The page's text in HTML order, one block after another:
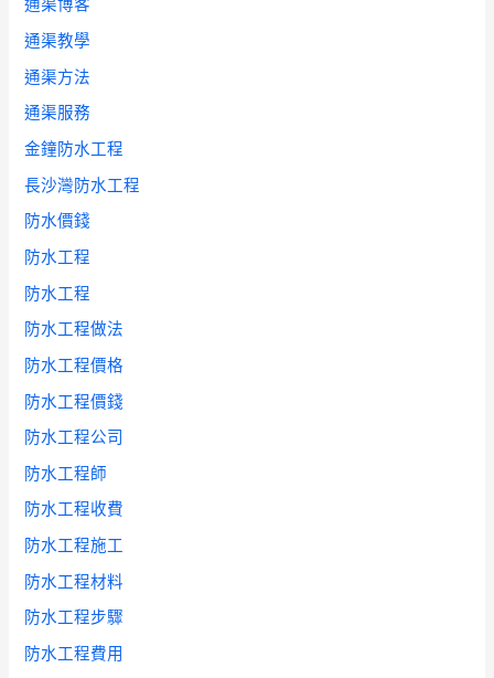
通渠博客
通渠教學
通渠方法
通渠服務
金鐘防水工程
長沙灣防水工程
防水價錢
防水工程
防水工程
防水工程做法
防水工程價格
防水工程價錢
防水工程公司
防水工程師
防水工程收費
防水工程施工
防水工程材料
防水工程步驟
防水工程費用